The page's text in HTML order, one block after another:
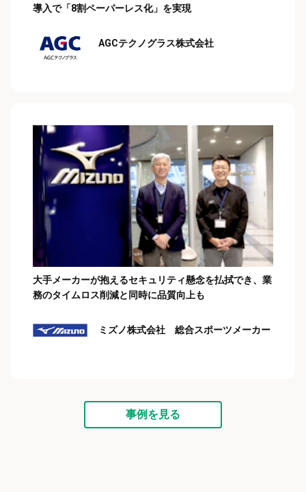
導入で「8割ペーパーレス化」を実現
AGCテクノグラス株式会社
大手メーカーが抱えるセキュリティ懸念を払拭でき、業
務のタイムロス削減と同時に品質向上も
ミズノ株式会社 総合スポーツメーカー
事例を見る